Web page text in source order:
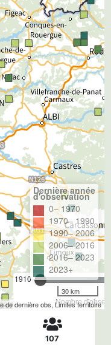
1910
Nombre
Dernière année
d'observation
0– 1970
1970– 1990
1990– 2006
2006– 2016
2016– 2023
2023+
30 km
de dernière obs, Limites territoire
107